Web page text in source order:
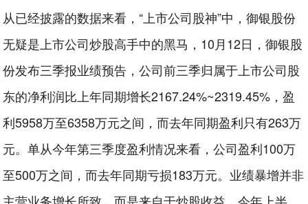
从已经披露的数据来看，“上市公司股神”中，御银股份
无疑是上市公司炒股高手中的黑马，10月12日，御银股
份发布三季报业绩预告，公司前三季归属于上市公司股
东的净利润比上年同期增长2167.24%~2319.45%，盈
利5958万至6358万元之间，而去年同期盈利只有263万
元。单从今年第三季度盈利情况来看，公司盈利100万
至500万之间，而去年同期亏损183万元。业绩暴增并非